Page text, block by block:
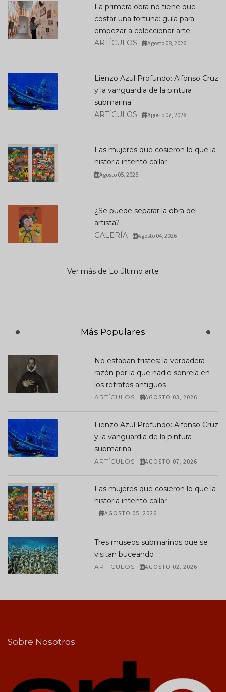
La primera obra no tiene que
costar una fortuna: guía para
empezar a coleccionar arte
ARTÍCULOS
Agosto 08, 2026
Lienzo Azul Profundo: Alfonso Cruz
y la vanguardia de la pintura
submarina
ARTÍCULOS
Agosto 07, 2026
Las mujeres que cosieron lo que la
historia intentó callar
Agosto 05, 2026
¿Se puede separar la obra del
artista?
GALERÍA
Agosto 04, 2026
Ver más de Lo último arte
Más Populares
No estaban tristes: la verdadera
razón por la que nadie sonreía en
los retratos antiguos
ARTÍCULOS AGOSTO 03, 2026
Lienzo Azul Profundo: Alfonso Cruz
y la vanguardia de la pintura
submarina
ARTÍCULOS AGOSTO 07, 2026
Las mujeres que cosieron lo que la
historia intentó callar
AGOSTO 05, 2026
Tres museos submarinos que se
visitan buceando
ARTÍCULOS AGOSTO 02, 2026
Sobre Nosotros